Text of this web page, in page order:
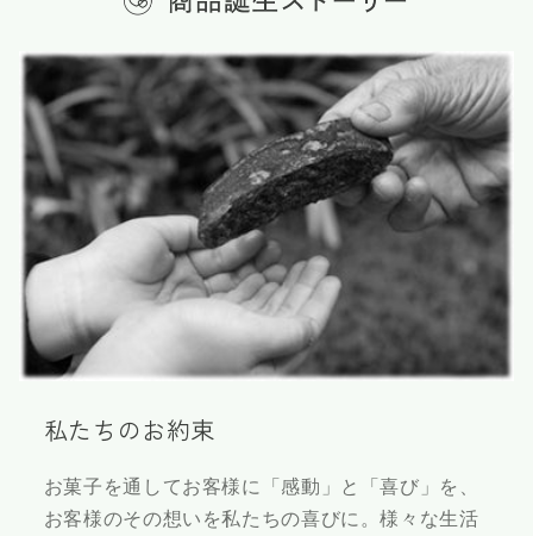
私たちのお約束
お菓子を通してお客様に「感動」と「喜び」を、
お客様のその想いを私たちの喜びに。様々な生活